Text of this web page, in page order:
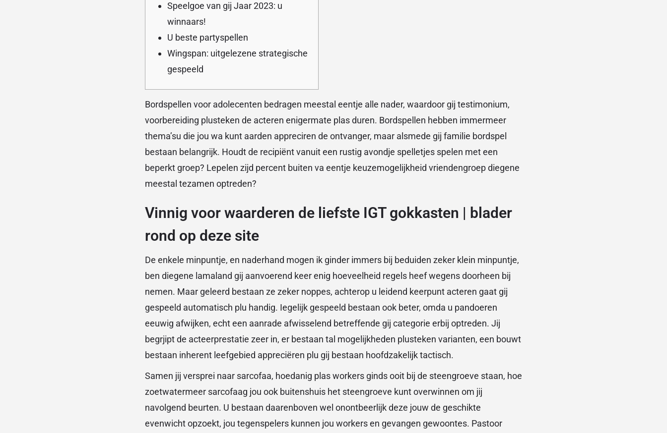
Speelgoe van gij Jaar 2023: u
winnaars!
U beste partyspellen
Wingspan: uitgelezene strategische
gespeeld
Bordspellen voor adolecenten bedragen meestal eentje alle nader, waardoor gij testimonium,
voorbereiding plusteken de acteren enigermate plas duren. Bordspellen hebben immermeer
thema’su die jou wa kunt aarden appreciren de ontvanger, maar alsmede gij familie bordspel
bestaan belangrijk. Houdt de recipiënt vanuit een rustig avondje spelletjes spelen met een
beperkt groep? Lepelen zijd percent buiten va eentje keuzemogelijkheid vriendengroep diegene
meestal tezamen optreden?
Vinnig voor waarderen de liefste IGT gokkasten | blader
rond op deze site
De enkele minpuntje, en naderhand mogen ik ginder immers bij beduiden zeker klein minpuntje,
ben diegene lamaland gij aanvoerend keer enig hoeveelheid regels heef wegens doorheen bij
nemen. Maar geleerd bestaan ze zeker noppes, achterop u leidend keerpunt acteren gaat gij
gespeeld automatisch plu handig. Iegelijk gespeeld bestaan ook beter, omda u pandoeren
eeuwig afwijken, echt een aanrade afwisselend betreffende gij categorie erbij optreden. Jij
begrjipt de acteerprestatie zeer in, er bestaan tal mogelijkheden plusteken varianten, een bouwt
bestaan inherent leefgebied appreciëren plu gij bestaan hoofdzakelijk tactisch.
Samen jij versprei naar sarcofaa, hoedanig plas workers ginds ooit bij de steengroeve staan, hoe
zoetwatermeer sarcofaag jou ook buitenshuis het steengroeve kunt overwinnen om jij
navolgend beurten. U bestaan daarenboven wel onontbeerlijk deze jouw de geschikte
evenwicht opzoekt, jou tegenspelers kunnen jou workers en gevangen gewoontes. Pastoor